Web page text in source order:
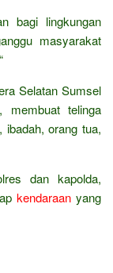
bagi lingkungan
masyarakat
Selatan Sumsel
membuat telinga
ibadah, orang tua,
dan kapolda,
kendaraan yang